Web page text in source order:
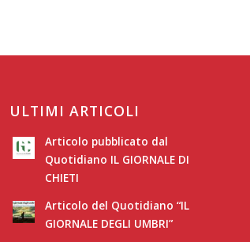
ULTIMI ARTICOLI
Articolo pubblicato dal
Quotidiano IL GIORNALE DI
CHIETI
Articolo del Quotidiano “IL
GIORNALE DEGLI UMBRI”